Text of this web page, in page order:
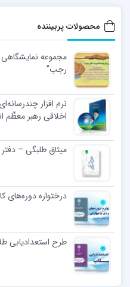
محصولات پربیننده
مجموعه
رجب”
نرم افزار
اخلاقی رهبر معظّم
میثاق طلبگی –
درختواره دوره‌های
طرح استعدادیابی